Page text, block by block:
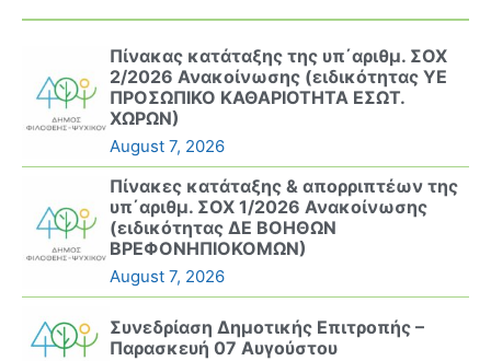
Πίνακας κατάταξης της υπ΄αριθμ. ΣΟΧ
2/2026 Ανακοίνωσης (ειδικότητας ΥΕ
ΠΡΟΣΩΠΙΚΟ ΚΑΘΑΡΙΟΤΗΤΑ ΕΣΩΤ.
ΧΩΡΩΝ)
August 7, 2026
Πίνακες κατάταξης & απορριπτέων της
υπ΄αριθμ. ΣΟΧ 1/2026 Ανακοίνωσης
(ειδικότητας ΔΕ ΒΟΗΘΩΝ
ΒΡΕΦΟΝΗΠΙΟΚΟΜΩΝ)
August 7, 2026
Συνεδρίαση Δημοτικής Επιτροπής –
Παρασκευή 07 Αυγούστου